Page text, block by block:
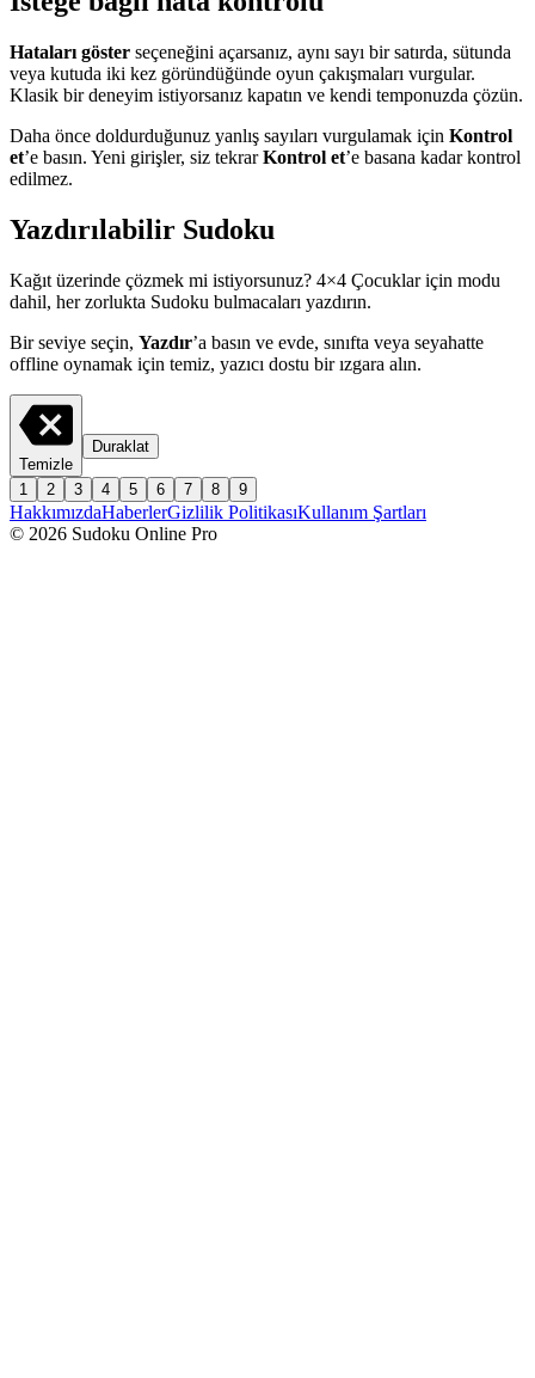
Hataları göster seçeneğini açarsanız, aynı sayı bir satırda, sütunda
veya kutuda iki kez göründüğünde oyun çakışmaları vurgular.
Klasik bir deneyim istiyorsanız kapatın ve kendi temponuzda çözün.
Daha önce doldurduğunuz yanlış sayıları vurgulamak için Kontrol
et’e basın. Yeni girişler, siz tekrarKontrol et’e basana kadar kontrol
edilmez.
Yazdırılabilir Sudoku
Kağıt üzerinde çözmek mi istiyorsunuz? 4×4 Çocuklar için modu
dahil, her zorlukta Sudoku bulmacaları yazdırın.
Bir seviye seçin, Yazdır’a basın ve evde, sınıfta veya seyahatte
offline oynamak için temiz, yazıcı dostu bir ızgara alın.
Temizle
Duraklat
1 2 3 4 5 6 7 8 9
HakkımızdaHaberlerGizlilik PolitikasıKullanım Şartları
© 2026 Sudoku Online Pro